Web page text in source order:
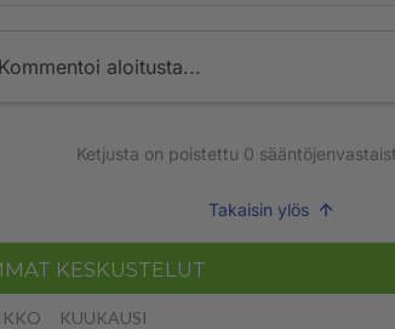
Kommentoi aloitusta...
Ketjusta on poistettu 0
Takaisin ylös
KESKUSTELUT
KUUKAUSI